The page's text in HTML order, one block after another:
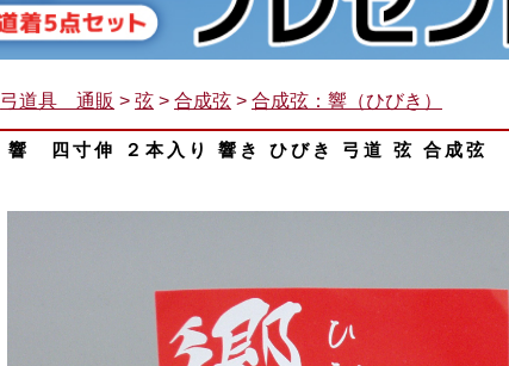
弓道具 通販 > 弦 > 合成弦 > 合成弦：響（ひびき）
響 四寸伸 ２本入り 響き ひびき 弓道 弦 合成弦